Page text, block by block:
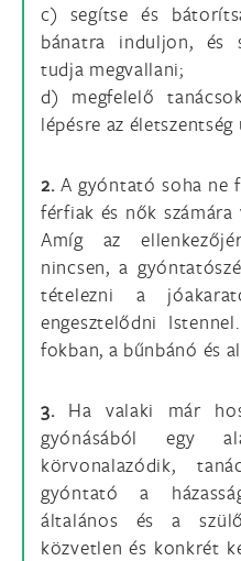
c) segítse és
bánatra induljon, és
tudja megvallani;
d) megfelelő
lépésre az életszentség
2.A gyóntató soha ne
férfiak és nők
Amíg az
nincsen, a
tételezni a
engesztelődni
fokban, a bűnbánó és
3.Ha valaki már
gyónásából egy
körvonalazódik,
gyóntató a
általános és a
közvetlen és konkrét